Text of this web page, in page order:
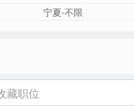
宁夏-不限
藏职位